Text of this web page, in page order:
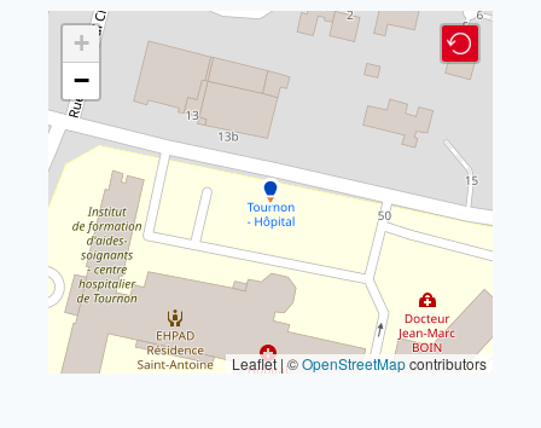
+
−
Leaflet | ©OpenStreetMapcontributors